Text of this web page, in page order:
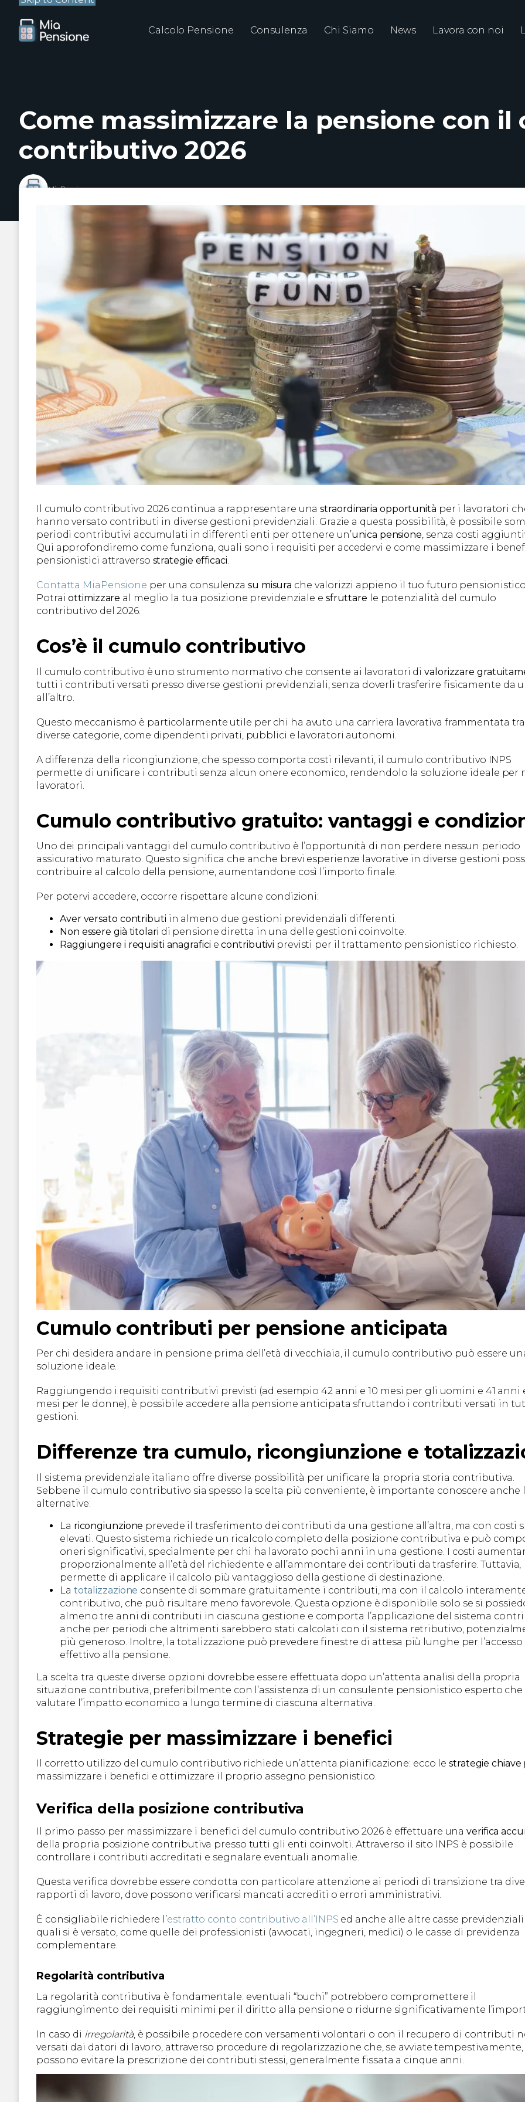
Calcolo Pensione Consulenza Chi Siamo News Lavora con noi
Come massimizzare la pensione con il
contributivo 2026
MiaPensione
Il cumulo contributivo 2026 continua a rappresentare unastraordinaria opportunità per i lavoratori
hanno versato contributi in diverse gestioni previdenziali. Grazie a questa possibilità, è possibile
periodi contributivi accumulati in differenti enti per ottenere un’unica pensione, senza costi
Qui approfondiremo come funziona, quali sono i requisiti per accedervi e come massimizzare i
pensionistici attraverso strategie efficaci.
Contatta MiaPensione per una consulenza su misura che valorizzi appieno il tuo futuro
Potraiottimizzare al meglio la tua posizione previdenziale e sfruttare le potenzialità del cumulo
contributivo del 2026.
Cos’è il cumulo contributivo
Il cumulo contributivo è uno strumento normativo che consente ai lavoratori divalorizzare
tutti i contributi versati presso diverse gestioni previdenziali, senza doverli trasferire fisicamente da
all’altro.
Questo meccanismo è particolarmente utile per chi ha avuto una carriera lavorativa frammentata tra
diverse categorie, come dipendenti privati, pubblici e lavoratori autonomi.
A differenza della ricongiunzione, che spesso comporta costi rilevanti, il cumulo contributivo INPS
permette di unificare i contributi senza alcun onere economico, rendendolo la soluzione ideale per
lavoratori.
Cumulo contributivo gratuito: vantaggi e
Uno dei principali vantaggi del cumulo contributivo è l’opportunità di non perdere nessun periodo
assicurativo maturato. Questo significa che anche brevi esperienze lavorative in diverse gestioni
contribuire al calcolo della pensione, aumentandone così l’importo finale.
Per potervi accedere, occorre rispettare alcune condizioni:
Aver versato contributi in almeno due gestioni previdenziali differenti.
Non essere già titolari di pensione diretta in una delle gestioni coinvolte.
Raggiungere i requisiti anagrafici econtributivi previsti per il trattamento pensionistico richiesto.
Cumulo contributi per pensione anticipata
Per chi desidera andare in pensione prima dell’età di vecchiaia, il cumulo contributivo può essere
soluzione ideale.
Raggiungendo i requisiti contributivi previsti (ad esempio 42 anni e 10 mesi per gli uomini e 41 anni
mesi per le donne), è possibile accedere alla pensione anticipata sfruttando i contributi versati in
gestioni.
Differenze tra cumulo, ricongiunzione e
Il sistema previdenziale italiano offre diverse possibilità per unificare la propria storia contributiva.
Sebbene il cumulo contributivo sia spesso la scelta più conveniente, è importante conoscere anche
alternative:
La ricongiunzione prevede il trasferimento dei contributi da una gestione all’altra, ma con costi
elevati. Questo sistema richiede un ricalcolo completo della posizione contributiva e può
oneri significativi, specialmente per chi ha lavorato pochi anni in una gestione. I costi
proporzionalmente all’età del richiedente e all’ammontare dei contributi da trasferire. Tuttavia,
permette di applicare il calcolo più vantaggioso della gestione di destinazione.
La totalizzazione consente di sommare gratuitamente i contributi, ma con il calcolo
contributivo, che può risultare meno favorevole. Questa opzione è disponibile solo se si
almeno tre anni di contributi in ciascuna gestione e comporta l’applicazione del sistema
anche per periodi che altrimenti sarebbero stati calcolati con il sistema retributivo,
più generoso. Inoltre, la totalizzazione può prevedere finestre di attesa più lunghe per l’accesso
effettivo alla pensione.
La scelta tra queste diverse opzioni dovrebbe essere effettuata dopo un’attenta analisi della propria
situazione contributiva, preferibilmente con l’assistenza di un consulente pensionistico esperto che
valutare l’impatto economico a lungo termine di ciascuna alternativa.
Strategie per massimizzare i benefici
Il corretto utilizzo del cumulo contributivo richiede un’attenta pianificazione: ecco lestrategie chiave
massimizzare i benefici e ottimizzare il proprio assegno pensionistico.
Verifica della posizione contributiva
Il primo passo per massimizzare i benefici del cumulo contributivo 2026 è effettuare unaverifica
della propria posizione contributiva presso tutti gli enti coinvolti. Attraverso il sito INPS è possibile
controllare i contributi accreditati e segnalare eventuali anomalie.
Questa verifica dovrebbe essere condotta con particolare attenzione ai periodi di transizione tra
rapporti di lavoro, dove possono verificarsi mancati accrediti o errori amministrativi.
È consigliabile richiedere l’estratto conto contributivo all’INPS ed anche alle altre casse previdenziali
quali si è versato, come quelle dei professionisti (avvocati, ingegneri, medici) o le casse di previdenza
complementare.
Regolarità contributiva
La regolarità contributiva è fondamentale: eventuali “buchi” potrebbero compromettere il
raggiungimento dei requisiti minimi per il diritto alla pensione o ridurne significativamente
In caso di irregolarità, è possibile procedere con versamenti volontari o con il recupero di contributi
versati dai datori di lavoro, attraverso procedure di regolarizzazione che, se avviate tempestivamente,
possono evitare la prescrizione dei contributi stessi, generalmente fissata a cinque anni.